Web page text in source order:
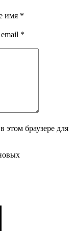
имя *
*
этом браузере для